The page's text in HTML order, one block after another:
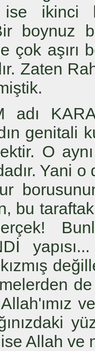
ikinci
boynuz
çok aşırı
Zaten
adı
genitali
O
Yani
bu
Allah ve